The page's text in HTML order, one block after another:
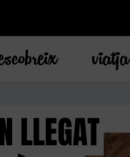
viatja
LLEGAT